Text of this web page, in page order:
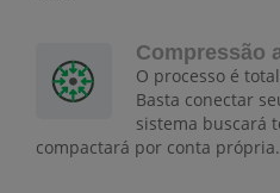
Compressão
O processo é
Basta conectar
sistema buscará
compactará por conta própria.